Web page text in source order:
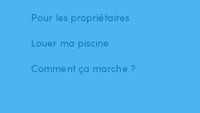
Pour les propriétaires
Louer ma piscine
Comment ça marche ?